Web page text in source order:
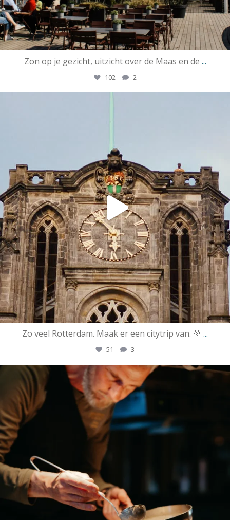
Zon op je gezicht, uitzicht over de Maas en de ...
102 2
Zo veel Rotterdam. Maak er een citytrip van. 💚 ...
51 3
ssrotterdamofficial
Apr 18